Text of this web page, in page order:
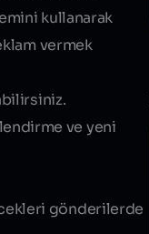
kullanarak
vermek
ve yeni
gönderilerde